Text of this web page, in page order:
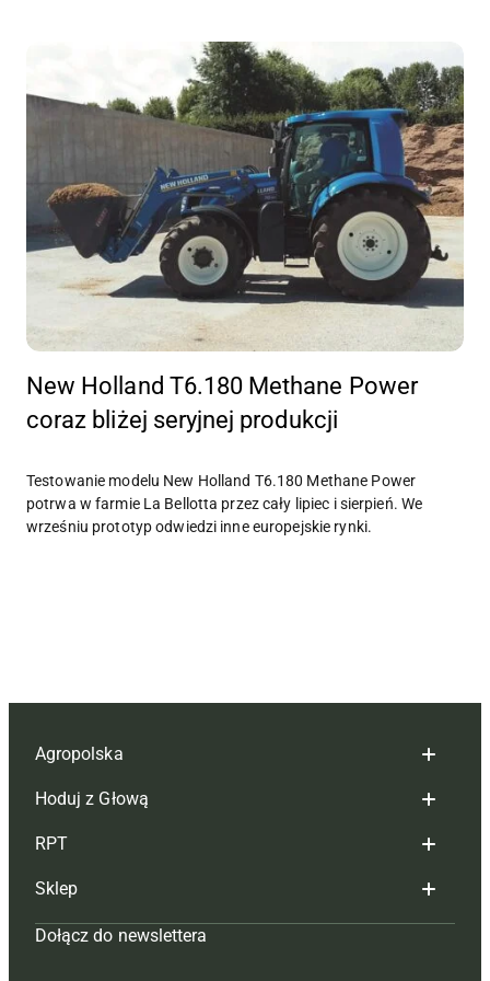
New Holland T6.180 Methane Power
coraz bliżej seryjnej produkcji
Testowanie modelu New Holland T6.180 Methane Power
potrwa w farmie La Bellotta przez cały lipiec i sierpień. We
wrześniu prototyp odwiedzi inne europejskie rynki.
Agropolska
Redakcja
Reklama
Tagi
Mapa serwisu
Hoduj z Głową
Hoduj z głową bydło
Hoduj z głową świnie
Prenumerata
RPT
Redakcja
Prenumerata
Sklep
Czasopisma i prenumerata
Dołącz do newslettera